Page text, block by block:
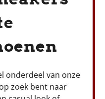
onderdeel van onze
zoek bent naar